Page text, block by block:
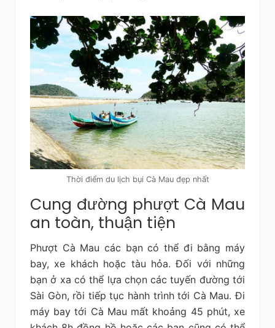
Thời điểm du lịch bụi Cà Mau đẹp nhất
Cung đường phượt Cà Mau
an toàn, thuận tiện
Phượt Cà Mau các bạn có thể đi bằng máy
bay, xe khách hoặc tàu hỏa. Đối với những
bạn ở xa có thể lựa chọn các tuyến đường tới
Sài Gòn, rồi tiếp tục hành trình tới Cà Mau. Đi
máy bay tới Cà Mau mất khoảng 45 phút, xe